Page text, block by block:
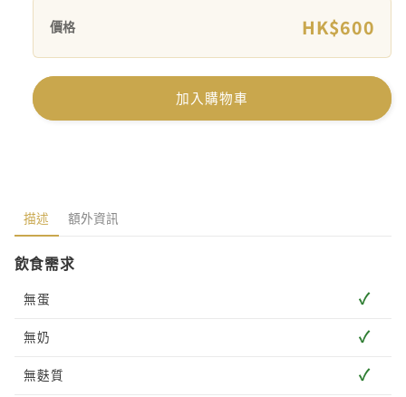
價格 HK$600
加入購物車
描述 額外資訊
飲食需求
無蛋 ✓
無奶 ✓
無麩質 ✓